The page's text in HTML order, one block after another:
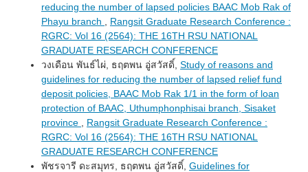
reducing the number of lapsed policies BAAC Mob Rak of
Phayu branch
Rangsit Graduate Research Conference :
RGRC: Vol 16 (2564): THE 16TH RSU NATIONAL
GRADUATE RESEARCH CONFERENCE
วงเดือน พันธ์ไผ่, ธฤตพน อู่สวัสดิ์, Study of reasons and
guidelines for reducing the number of lapsed relief fund
deposit policies, BAAC Mob Rak 1/1 in the form of loan
protection of BAAC, Uthumphonphisai branch, Sisaket
province
Rangsit Graduate Research Conference :
RGRC: Vol 16 (2564): THE 16TH RSU NATIONAL
GRADUATE RESEARCH CONFERENCE
พัชรจารี ดะสมุทร, ธฤตพน อู่สวัสดิ์, Guidelines for